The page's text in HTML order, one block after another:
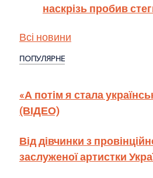
наскрізь пробив
Всі новини
ПОПУЛЯРНЕ
«А потім я стала
(ВІДЕО)
Від дівчинки з
заслуженої артистки